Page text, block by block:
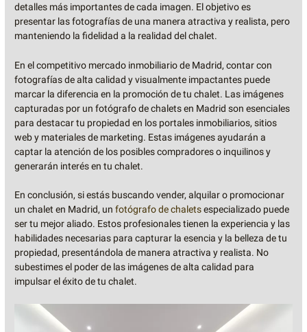
detalles más importantes de cada imagen. El objetivo es
presentar las fotografías de una manera atractiva y realista, pero
manteniendo la fidelidad a la realidad del chalet.
En el competitivo mercado inmobiliario de Madrid, contar con
fotografías de alta calidad y visualmente impactantes puede
marcar la diferencia en la promoción de tu chalet. Las imágenes
capturadas por un fotógrafo de chalets en Madrid son esenciales
para destacar tu propiedad en los portales inmobiliarios, sitios
web y materiales de marketing. Estas imágenes ayudarán a
captar la atención de los posibles compradores o inquilinos y
generarán interés en tu chalet.
En conclusión, si estás buscando vender, alquilar o promocionar
un chalet en Madrid, unfotógrafo de chaletsespecializado puede
ser tu mejor aliado. Estos profesionales tienen la experiencia y las
habilidades necesarias para capturar la esencia y la belleza de tu
propiedad, presentándola de manera atractiva y realista. No
subestimes el poder de las imágenes de alta calidad para
impulsar el éxito de tu chalet.